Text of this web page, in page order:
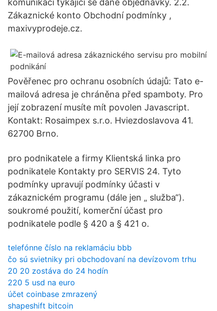
komunikaci týkající se dané objednávky. 2.2.
Zákaznické konto Obchodní podmínky ,
maxivyprodeje.cz.
Pověřenec pro ochranu osobních údajů: Tato e-
mailová adresa je chráněna před spamboty. Pro
její zobrazení musíte mít povolen Javascript.
Kontakt: Rosaimpex s.r.o. Hviezdoslavova 41.
62700 Brno.
pro podnikatele a firmy Klientská linka pro
podnikatele Kontakty pro SERVIS 24. Tyto
podmínky upravují podmínky účasti v
zákaznickém programu (dále jen „ služba“).
soukromé použití, komerční účast pro
podnikatele podle § 420 a § 421 o.
telefónne číslo na reklamáciu bbb
čo sú svietniky pri obchodovaní na devízovom trhu
20 20 zostáva do 24 hodín
220 5 usd na euro
účet coinbase zmrazený
shapeshift bitcoin